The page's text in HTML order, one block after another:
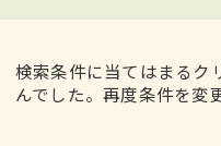
検索条件に当てはまるク
んでした。再度条件を変